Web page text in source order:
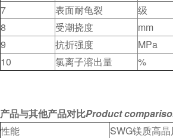
7
表面耐龟裂 级
8
受潮挠度 mm
9
抗折强度 MPa
10
氯离子溶出量 %
产品与其他产品对比Product
性能
SWG镁质高晶